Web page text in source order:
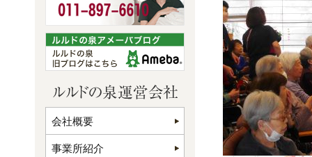
会社概要
事業所紹介